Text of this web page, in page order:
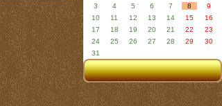
3
4 5 6 7 8
9
10
11 12 13 14 15
16
17
18 19 20 21 22
23
24
25 26 27 28 29
30
31